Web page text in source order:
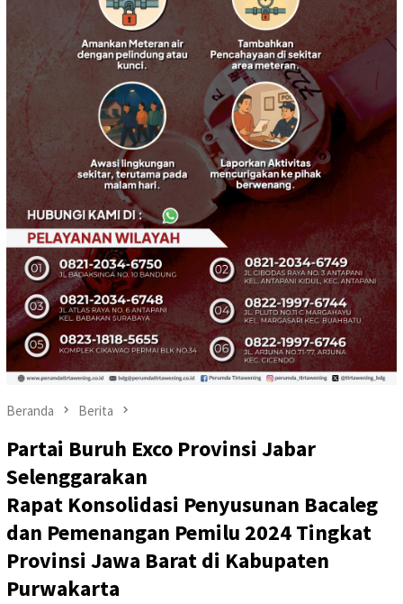
Beranda Berita
Partai Buruh Exco Provinsi Jabar
Selenggarakan
Rapat Konsolidasi Penyusunan Bacaleg
dan Pemenangan Pemilu 2024 Tingkat
Provinsi Jawa Barat di Kabupaten
Purwakarta